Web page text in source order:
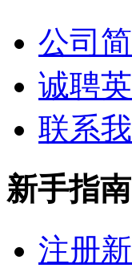
公司
诚聘
联系
新手指南
注册